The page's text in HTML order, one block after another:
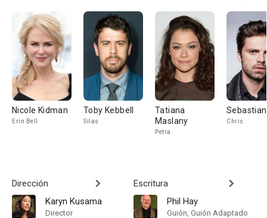
Nicole Kidman
Erin Bell
Toby Kebbell
Silas
Tatiana
Maslany
Petra
Chris
Dirección
Karyn Kusama
Director
Escritura
Phil Hay
Guión, Guión Adaptado